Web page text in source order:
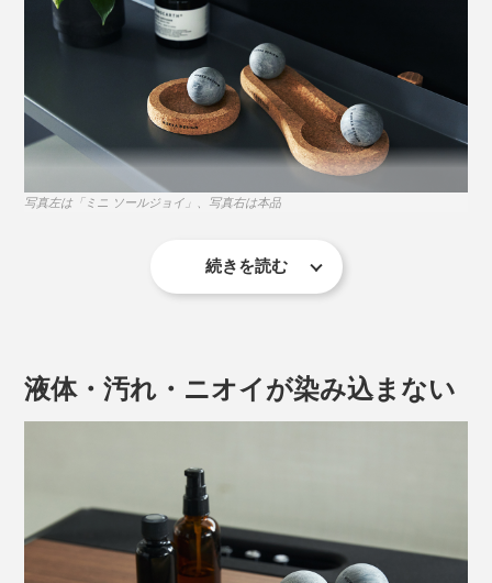
大地が育んだこの石は、驚くほど高い耐熱性（1640
度）と畜熱性を持つことから、フィンランドでは暖炉に
使用されてきました。朝、2時間ほど暖炉に火をつけれ
ば、その後火を消しても、カレリアンソープストーンの
保温効果で一日中家を暖めてくれるのだとか。
写真はカレリアンソープストーンの暖炉
んとも気持ちいい……！冷えた手足がポカポカして、心
までほっと和らぐ心地よさです。
10分という保温時間も、マッサージ時間の目安となって
くれてちょうどいい。
足裏や手のひらで転がしやすいゴルフボール大ほどのマ
写真左は「ミニ ソールジョイ」、写真右は本品
ールが飛び出しにくくなっています。
続きを読む
液体・汚れ・ニオイが染み込まない